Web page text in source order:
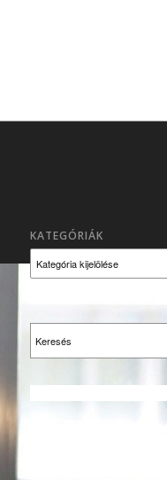
KATEGÓRIÁK